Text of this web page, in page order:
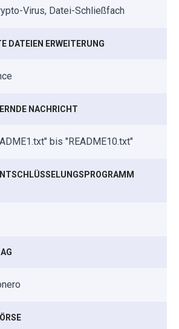
Virus, Datei-Schließfach
DATEIEN ERWEITERUNG
NACHRICHT
bis "README10.txt"